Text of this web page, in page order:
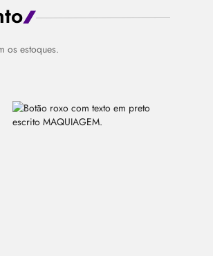
os estoques.